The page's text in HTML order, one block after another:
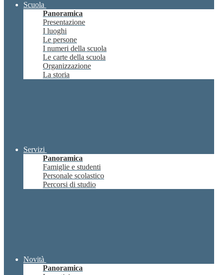
Scuola
Panoramica
Presentazione
I luoghi
Le persone
I numeri della scuola
Le carte della scuola
Organizzazione
La storia
Servizi
Panoramica
Famiglie e studenti
Personale scolastico
Percorsi di studio
Novità
Panoramica